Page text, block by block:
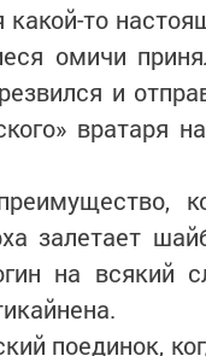
то
омичи
и
вратаря
залетает
на всякий
поединок,